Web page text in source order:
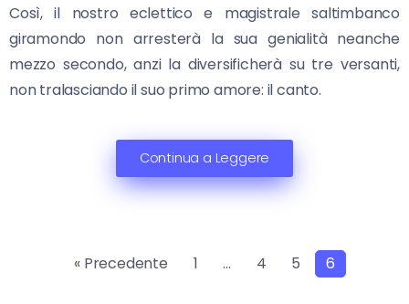
Così, il nostro eclettico e magistrale saltimbanco
giramondo non arresterà la sua genialità neanche
mezzo secondo, anzi la diversificherà su tre versanti,
non tralasciando il suo primo amore: il canto.
Continua a Leggere
« Precedente 1 … 4 5 6